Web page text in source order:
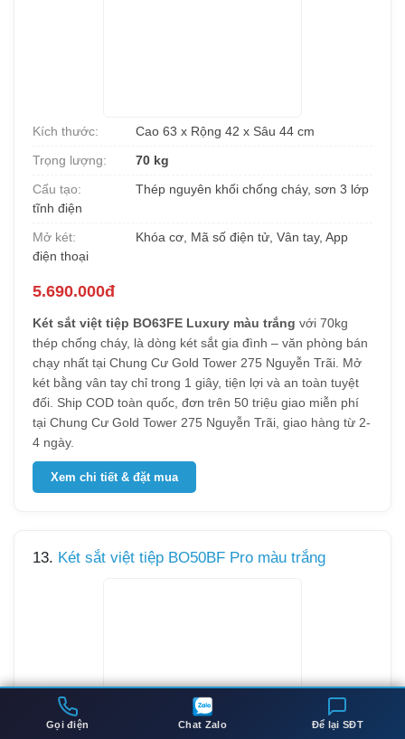
Gọi điện Chat Zalo Để lại SĐT
Kích thước:
Cao 63 x Rộng 42 x Sâu 44 cm
Trọng lượng:
70 kg
Cấu tạo:
Thép nguyên khối chống cháy, sơn 3 lớp
tĩnh điện
Mở két:
Khóa cơ, Mã số điện tử, Vân tay, App
điện thoại
5.690.000đ
Két sắt việt tiệp BO63FE Luxury màu trắng với 70kg
thép chống cháy, là dòng két sắt gia đình – văn phòng bán
chạy nhất tại Chung Cư Gold Tower 275 Nguyễn Trãi. Mở
két bằng vân tay chỉ trong 1 giây, tiện lợi và an toàn tuyệt
đối. Ship COD toàn quốc, đơn trên 50 triệu giao miễn phí
tại Chung Cư Gold Tower 275 Nguyễn Trãi, giao hàng từ 2-
4 ngày.
Xem chi tiết & đặt mua
13. Két sắt việt tiệp BO50BF Pro màu trắng